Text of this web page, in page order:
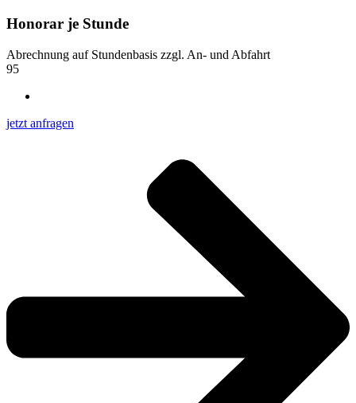
Honorar je Stunde
Abrechnung auf Stundenbasis zzgl. An- und Abfahrt
95
jetzt anfragen